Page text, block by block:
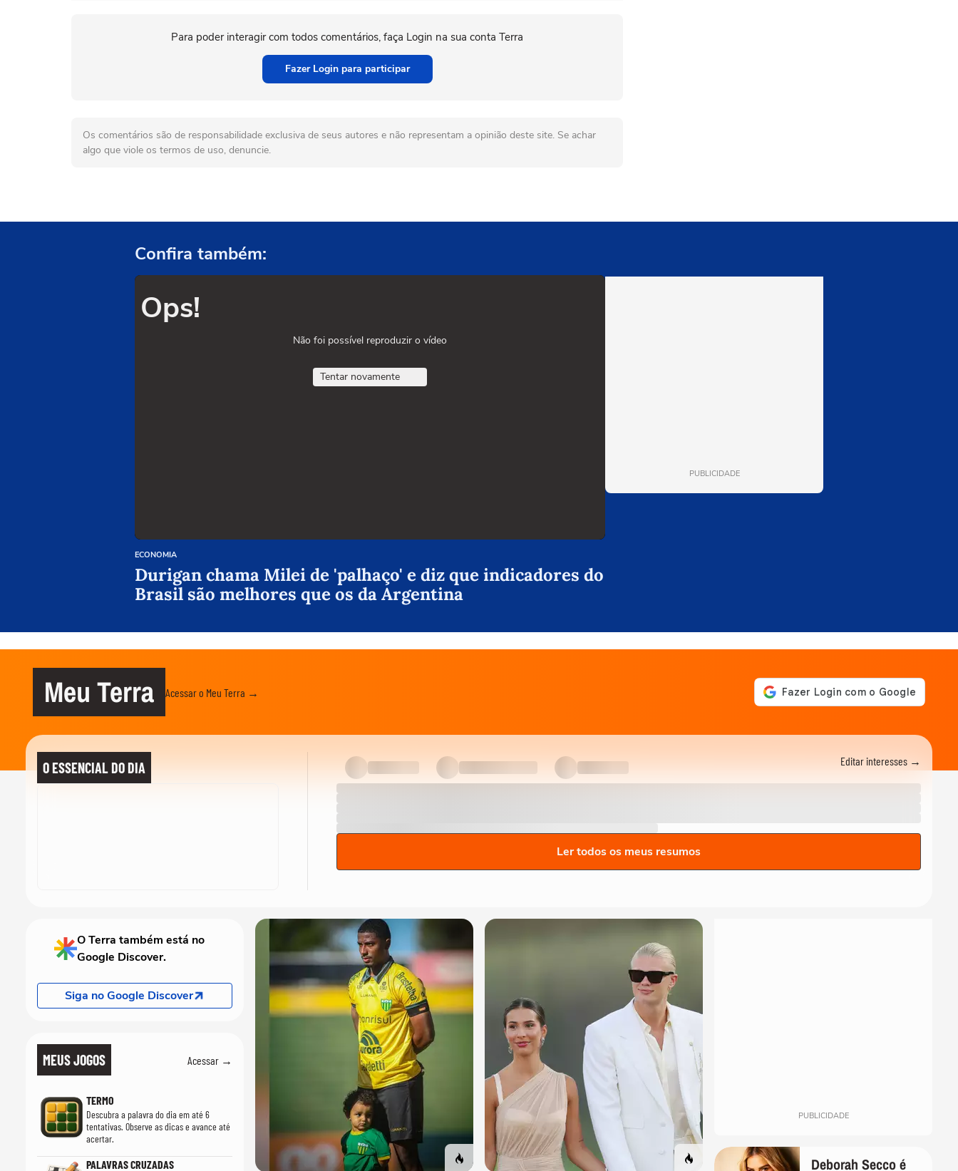
Para poder interagir com todos comentários, faça Login na sua conta Terra
Fazer Login para participar
Os comentários são de responsabilidade exclusiva de seus autores e não representam a opinião deste site. Se achar
algo que viole os termos de uso, denuncie.
Confira também:
Ops!
Não foi possível reproduzir o vídeo
Tentar novamente
ECONOMIA
Durigan chama Milei de 'palhaço' e diz que indicadores do
Brasil são melhores que os da Argentina
PUBLICIDADE
Meu Terra Acessar o Meu Terra →
O ESSENCIAL DO DIA Editar interesses →
Ler todos os meus resumos
MEUS JOGOS Acessar →
TERMO
Descubra a palavra do dia em até 6
tentativas. Observe as dicas e avance até
acertar.
PALAVRAS CRUZADAS
PUBLICIDADE
Deborah Secco é
O Terra também está no
Google Discover.
Siga no Google Discover